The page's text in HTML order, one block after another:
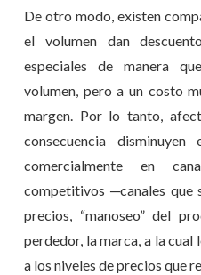
De otro modo, existen
el volumen dan
especiales de manera
volumen, pero a un costo
margen. Por lo tanto,
consecuencia
comercialmente en
competitivos ─canales que
precios, “manoseo” del
perdedor, la marca, a la
a los niveles de precios que